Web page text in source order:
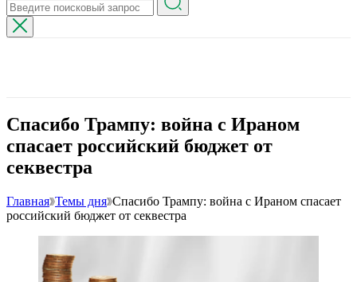
Спасибо Трампу: война с Ираном
спасает российский бюджет от
секвестра
Главная Темы дня Спасибо Трампу: война с Ираном спасает
российский бюджет от секвестра